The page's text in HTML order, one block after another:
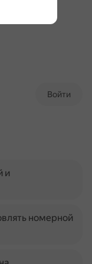
Войти
и
номерной